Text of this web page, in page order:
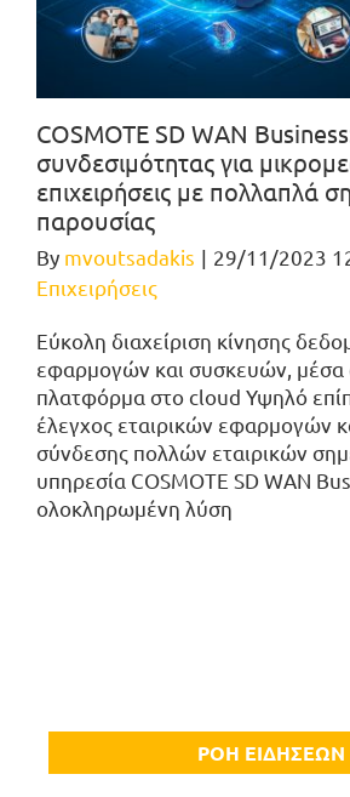
COSMOTE SD WAN
συνδεσιμότητας για
επιχειρήσεις με πολλαπλά
παρουσίας
By mvoutsadakis | 29/11/2023
Επιχειρήσεις
Εύκολη διαχείριση κίνησης
εφαρμογών και συσκευών, μέσα
πλατφόρμα στο cloud Υψηλό
έλεγχος εταιρικών εφαρμογών
σύνδεσης πολλών εταιρικών
υπηρεσία COSMOTΕ SD WAN
ολοκληρωμένη λύση
ΡΟΗ ΕΙΔΗΣΕΩΝ